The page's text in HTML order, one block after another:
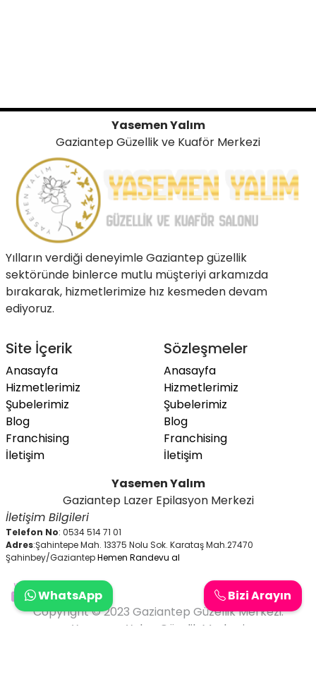
Yasemen Yalım
Gaziantep Güzellik ve Kuaför Merkezi
Yılların verdiği deneyimle Gaziantep güzellik
sektöründe binlerce mutlu müşteriyi arkamızda
bırakarak, hizmetlerimize hız kesmeden devam
ediyoruz.
Site İçerik
Anasayfa
Hizmetlerimiz
Şubelerimiz
Blog
Franchising
İletişim
Sözleşmeler
Anasayfa
Hizmetlerimiz
Şubelerimiz
Blog
Franchising
İletişim
Yasemen Yalım
Gaziantep Lazer Epilasyon Merkezi
İletişim Bilgileri
Telefon No: 0534 514 71 01
Adres:Şahintepe Mah. 13375 Nolu Sok. Karataş Mah.27470
Şahinbey/GaziantepHemen Randevu al
Copyright © 2023 Gaziantep Güzellik Merkezi.
Yasemen Yalım Güzelik Merkezi
Bizi Arayın
WhatsApp